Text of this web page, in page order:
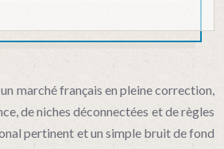
marché français en pleine correction,
de niches déconnectées et de règles
pertinent et un simple bruit de fond